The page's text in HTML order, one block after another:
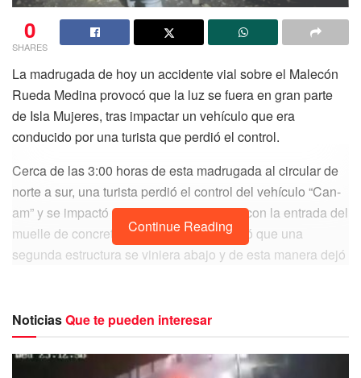
0
SHARES
La madrugada de hoy un accidente vial sobre el Malecón
Rueda Medina provocó que la luz se fuera en gran parte
de Isla Mujeres, tras impactar un vehículo que era
conducido por una turista que perdió el control.
Cerca de las 3:00 horas de esta madrugada al circular de
norte a sur, una turista perdió el control del vehículo “Can-
am” y se impactó contra un poste que da con la entrada del
muelle de concreto y con el golpe provocó que una
segunda estructura se viniera abajo y de esta manera dejó
Continue Reading
NoticiasQue te pueden interesar